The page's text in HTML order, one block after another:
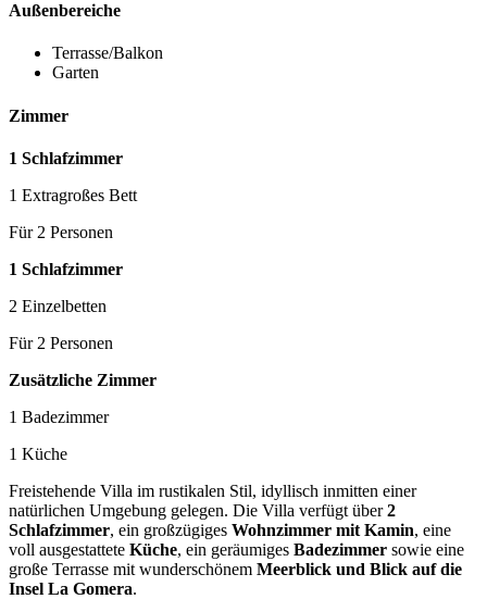
Außenbereiche
Terrasse/Balkon
Garten
Zimmer
1 Schlafzimmer
1 Extragroßes Bett
Für 2 Personen
1 Schlafzimmer
2 Einzelbetten
Für 2 Personen
Zusätzliche Zimmer
1 Badezimmer
1 Küche
Freistehende Villa im rustikalen Stil, idyllisch inmitten einer
natürlichen Umgebung gelegen. Die Villa verfügt über2
Schlafzimmer, ein großzügiges Wohnzimmer mit Kamin, eine
voll ausgestattete Küche, ein geräumiges Badezimmer sowie eine
große Terrasse mit wunderschönem Meerblick und Blick auf die
Insel La Gomera.